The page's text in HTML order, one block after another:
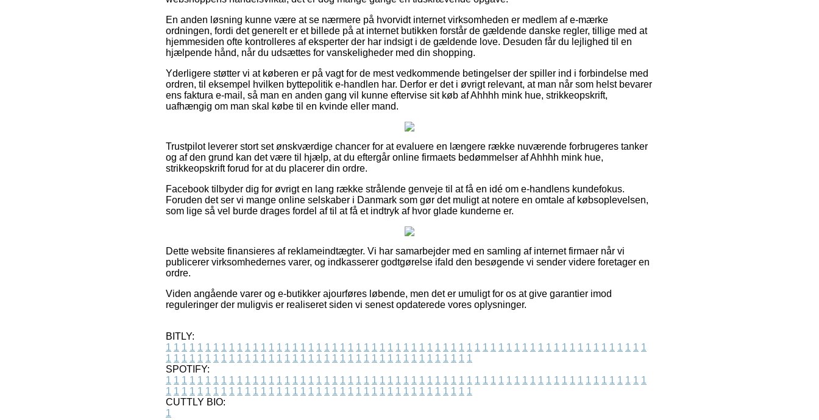
En anden løsning kunne være at se nærmere på hvorvidt internet virksomheden er medlem af e-mærke
ordningen, fordi det generelt er et billede på at internet butikken forstår de gældende danske regler, tillige med at
hjemmesiden ofte kontrolleres af eksperter der har indsigt i de gældende love. Desuden får du lejlighed til en
hjælpende hånd, når du udsættes for vanskeligheder med din shopping.
Yderligere støtter vi at køberen er på vagt for de mest vedkommende betingelser der spiller ind i forbindelse med
ordren, til eksempel hvilken byttepolitik e-handlen har. Derfor er det i øvrigt relevant, at man når som helst bevarer
ens faktura e-mail, så man en anden gang vil kunne eftervise sit køb af Ahhhh mink hue, strikkeopskrift,
uafhængig om man skal købe til en kvinde eller mand.
Trustpilot leverer stort set ønskværdige chancer for at evaluere en længere række nuværende forbrugeres tanker
og af den grund kan det være til hjælp, at du eftergår online firmaets bedømmelser af Ahhhh mink hue,
strikkeopskrift forud for at du placerer din ordre.
Facebook tilbyder dig for øvrigt en lang række strålende genveje til at få en idé om e-handlens kundefokus.
Foruden det ser vi mange online selskaber i Danmark som gør det muligt at notere en omtale af købsoplevelsen,
som lige så vel burde drages fordel af til at få et indtryk af hvor glade kunderne er.
Dette website finansieres af reklameindtægter. Vi har samarbejder med en samling af internet firmaer når vi
publicerer virksomhedernes varer, og indkasserer godtgørelse ifald den besøgende vi sender videre foretager en
ordre.
Viden angående varer og e-butikker ajourføres løbende, men det er umuligt for os at give garantier imod
reguleringer der muligvis er realiseret siden vi senest opdaterede vores oplysninger.
BITLY:
1 1 1 1 1 1 1 1 1 1 1 1 1 1 1 1 1 1 1 1 1 1 1 1 1 1 1 1 1 1 1 1 1 1 1 1 1 1 1 1 1 1 1 1 1 1 1 1 1 1 1 1 1 1 1 1 1 1 1 1 1
1 1 1 1 1 1 1 1 1 1 1 1 1 1 1 1 1 1 1 1 1 1 1 1 1 1 1 1 1 1 1 1 1 1 1 1 1 1 1
SPOTIFY:
1 1 1 1 1 1 1 1 1 1 1 1 1 1 1 1 1 1 1 1 1 1 1 1 1 1 1 1 1 1 1 1 1 1 1 1 1 1 1 1 1 1 1 1 1 1 1 1 1 1 1 1 1 1 1 1 1 1 1 1 1
1 1 1 1 1 1 1 1 1 1 1 1 1 1 1 1 1 1 1 1 1 1 1 1 1 1 1 1 1 1 1 1 1 1 1 1 1 1 1
CUTTLY BIO:
1